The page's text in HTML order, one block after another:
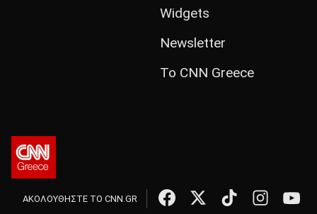
Widgets
Newsletter
Το CNN Greece
ΑΚΟΛΟΥΘΗΣΤΕ ΤΟ CNN.GR